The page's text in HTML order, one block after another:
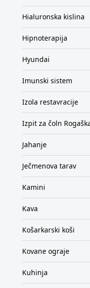
Hialuronska kislina
Hipnoterapija
Hyundai
Imunski sistem
Izola restavracije
Izpit za čoln
Jahanje
Ječmenova tarav
Kamini
Kava
Košarkarski koši
Kovane ograje
Kuhinja